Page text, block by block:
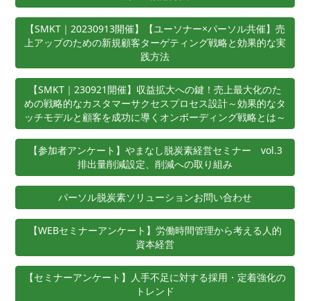
【SMKT｜20230913開催】【ユーソナー×パーソル共催】売
上アップのための新規顧客ターゲティング戦略と効果的な実
践方法
【SMKT｜230921開催】収益拡大への鍵！売上最大化のた
めの戦略的なカスタマーサクセスプロセス設計～効果的なタ
ッチモデルと顧客を成功に導くオンボーディング戦略とは～
【参加者アンケート】やまなし脱炭素経営セミナー vol.3
排出量削減設定、削減への取り組み​
パーソル脱炭素ソリューションお問い合わせ
【WEBセミナーアンケート】労働時間管理から考える人的
資本経営
【セミナーアンケート】人手不足に対する採用・定着強化の
トレンド